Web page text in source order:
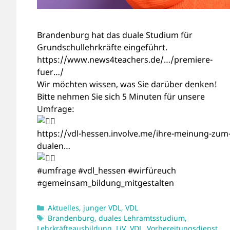
Brandenburg hat das duale Studium für
Grundschullehrkräfte eingeführt.
https://www.news4teachers.de/…/premiere-
fuer…/
Wir möchten wissen, was Sie darüber denken!
Bitte nehmen Sie sich 5 Minuten für unsere
Umfrage:
https://vdl-hessen.involve.me/ihre-meinung-
dualen…
#umfrage#vdl_hessen #wirfüreuch
#gemeinsam_bildung_mitgestalten
Kategorien
Aktuelles, junger VDL,VDL
Schlagwörter
Brandenburg,duales Lehramtsstudium,